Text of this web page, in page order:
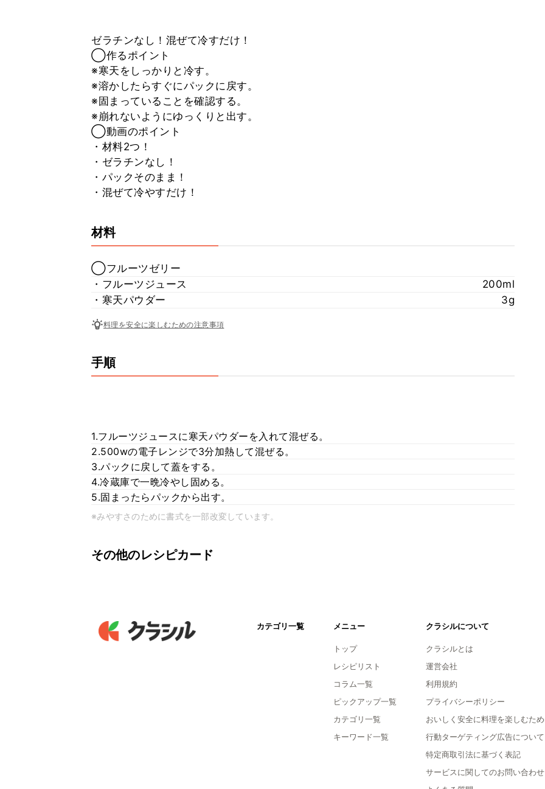
ゼラチンなし！混ぜて冷すだけ！
◯作るポイント
※寒天をしっかりと冷す。
※溶かしたらすぐにパックに戻す。
※固まっていることを確認する。
※崩れないようにゆっくりと出す。
◯動画のポイント
・材料2つ！
・ゼラチンなし！
・パックそのまま！
・混ぜて冷やすだけ！
材料
◯フルーツゼリー
・フルーツジュース
200ml
・寒天パウダー
3g
料理を安全に楽しむための注意事項
手順
1.フルーツジュースに寒天パウダーを入れて混ぜる。
2.500wの電子レンジで3分加熱して混ぜる。
3.パックに戻して蓋をする。
4.冷蔵庫で一晩冷やし固める。
5.固まったらパックから出す。
※みやすさのために書式を一部改変しています。
その他のレシピカード
カテゴリ一覧 メニュー
トップ
レシピリスト
コラム一覧
ピックアップ一覧
カテゴリ一覧
キーワード一覧
クラシルについて
クラシルとは
運営会社
利用規約
プライバシーポリシー
おいしく安全に料理を楽しむため
行動ターゲティング広告について
特定商取引法に基づく表記
サービスに関してのお問い合わせ